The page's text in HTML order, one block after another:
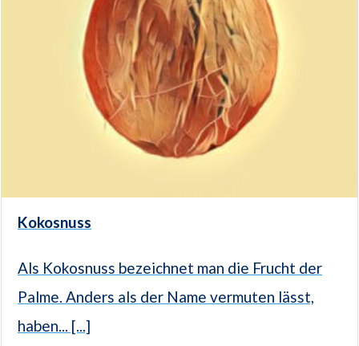
Kokosnuss
Als Kokosnuss bezeichnet man die Frucht der
Palme. Anders als der Name vermuten lässt,
haben... [...]